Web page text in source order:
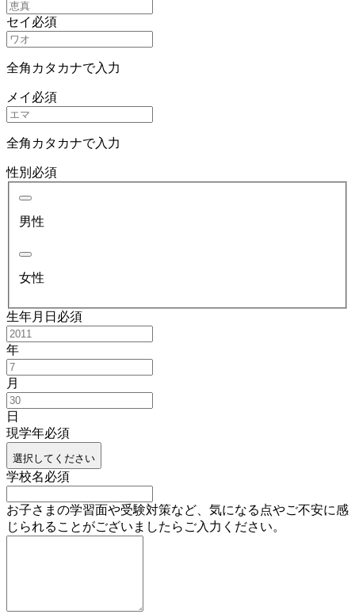
セイ 必須
全角カタカナで入力
メイ 必須
全角カタカナで入力
性別 必須
男性
女性
生年月日 必須
年
月
日
現学年必須
選択してください
学校名必須
お子さまの学習面や受験対策など、気になる点やご不安に感
じられることがございましたらご入力ください。